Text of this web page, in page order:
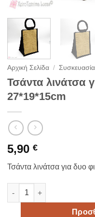
Αρχική Σελίδα /
Τσάντα λινάτσα
27*19*15cm
5,90 €
Τσάντα λινάτσα για δυο
Τσάντα λινάτσα για δυο